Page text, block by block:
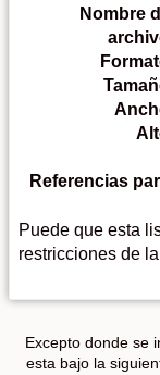
Nombre
Referencias
Puede que esta
restricciones de
Excepto donde se
esta bajo la